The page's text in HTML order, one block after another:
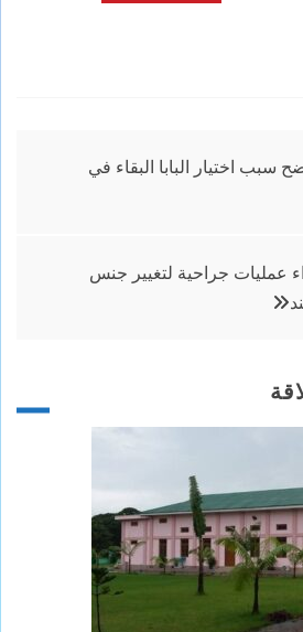
سبب اختيار البابا البقاء في
عمليات جراحية لتغيير جنس